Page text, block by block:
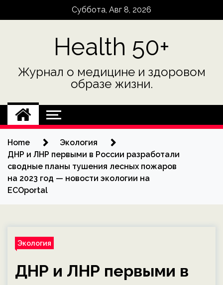
Суббота, Авг 8, 2026
Health 50+
Журнал о медицине и здоровом
образе жизни.
Home
Экология
ДНР и ЛНР первыми в России разработали
сводные планы тушения лесных пожаров
на 2023 год — новости экологии на
ECOportal
Экология
ДНР и ЛНР первыми в